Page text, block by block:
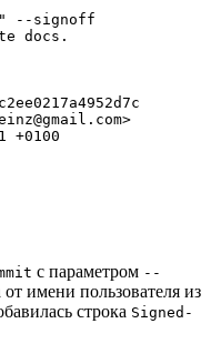
--signoff
docs.
+0100
с параметром --
имени пользователя из
строка Signed-